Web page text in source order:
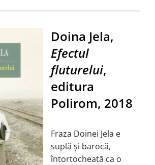
Doina Jela,
Efectul
fluturelui,
editura
Polirom, 2018
Fraza Doinei Jela e
suplă și barocă,
întortocheată ca o